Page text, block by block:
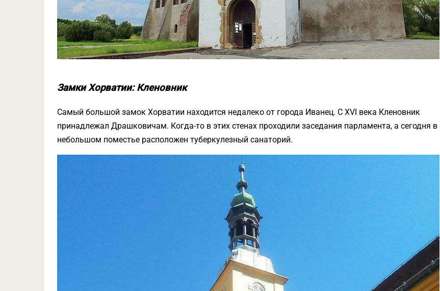
Замки Хорватии: Кленовник
Самый большой замок Хорватии находится недалеко от города Иванец. С XVI века Кленовник
принадлежал Драшковичам. Когда-то в этих стенах проходили заседания парламента, а сегодня в
небольшом поместье расположен туберкулезный санаторий.